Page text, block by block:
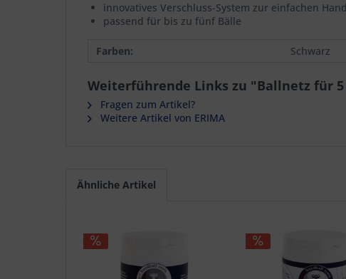
innovatives Verschluss-System zur einfachen
passend für bis zu fünf Bälle
Farben: Schwarz
Weiterführende Links zu "Ballnetz für
Fragen zum Artikel?
Weitere Artikel von ERIMA
Ähnliche Artikel